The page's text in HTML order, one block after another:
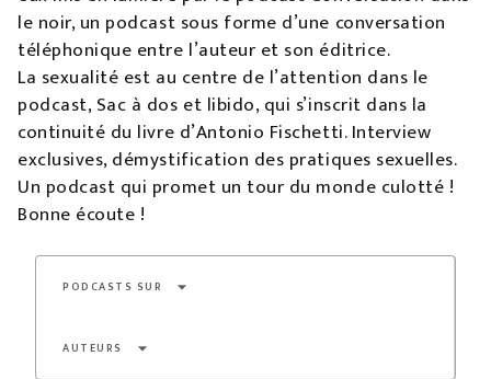
le noir, un podcast sous forme d’une conversation
téléphonique entre l’auteur et son éditrice.
La sexualité est au centre de l’attention dans le
podcast, Sac à dos et libido, qui s’inscrit dans la
continuité du livre d’Antonio Fischetti. Interview
exclusives, démystification des pratiques sexuelles.
Un podcast qui promet un tour du monde culotté !
Bonne écoute !
PODCASTS SUR arrow_drop_down
AUTEURS arrow_drop_down